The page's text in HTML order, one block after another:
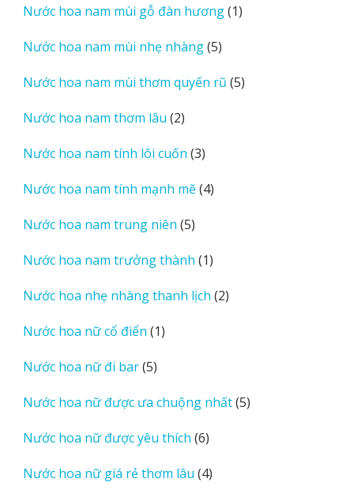
phẩm
Nước hoa nam mùi gỗ đàn hương 11
Nước hoa nam mùi nhẹ nhàng 55
phẩm
Nước hoa nam mùi thơm quyến rũ 55
Nước hoa nam thơm lâu 22
phẩm
Nước hoa nam tính lôi cuốn 33
phẩm
Nước hoa nam tính mạnh mẽ 44
Nước hoa nam trung niên 55
phẩm
Nước hoa nam trưởng thành 11
phẩm
Nước hoa nhẹ nhàng thanh lịch 22
Nước hoa nữ cổ điển 11
Nước hoa nữ đi bar 55
phẩm
Nước hoa nữ được ưa chuộng nhất 55
Nước hoa nữ được yêu thích 66
phẩm
Nước hoa nữ giá rẻ thơm lâu 44